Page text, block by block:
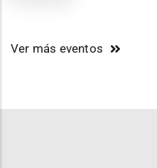
Ver más eventos